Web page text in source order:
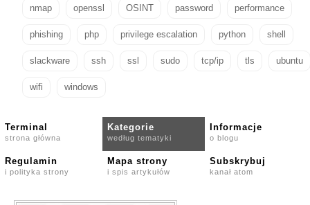
nmap openssl OSINT password performance
phishing php privilege escalation python shell
slackware ssh ssl sudo tcp/ip tls ubuntu
wifi windows
Terminal
strona główna
Kategorie
według tematyki
Informacje
o blogu
Regulamin
i polityka strony
Mapa strony
i spis artykułów
Subskrybuj
kanał atom